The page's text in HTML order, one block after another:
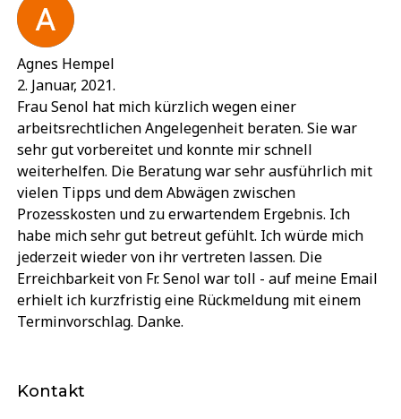
Agnes Hempel
2. Januar, 2021.
Frau Senol hat mich kürzlich wegen einer
arbeitsrechtlichen Angelegenheit beraten. Sie war
sehr gut vorbereitet und konnte mir schnell
weiterhelfen. Die Beratung war sehr ausführlich mit
vielen Tipps und dem Abwägen zwischen
Prozesskosten und zu erwartendem Ergebnis. Ich
habe mich sehr gut betreut gefühlt. Ich würde mich
jederzeit wieder von ihr vertreten lassen. Die
Erreichbarkeit von Fr. Senol war toll - auf meine Email
erhielt ich kurzfristig eine Rückmeldung mit einem
Terminvorschlag. Danke.
Kontakt